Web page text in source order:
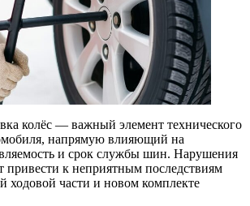
колёс — важный элемент технического
напрямую влияющий на
и срок службы шин. Нарушения
привести к неприятным последствиям
ходовой части и новом комплекте